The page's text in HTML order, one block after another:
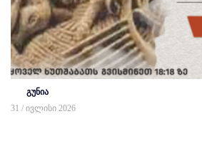
გუნია
31 / ივლისი 2026